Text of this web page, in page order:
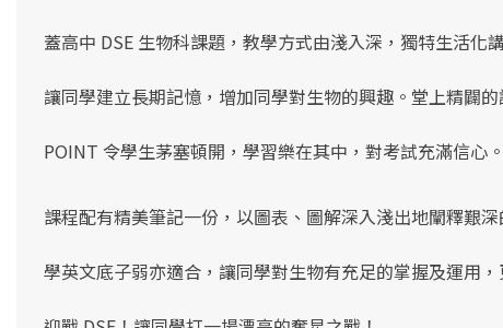
蓋高中 DSE 生物科課題，教學方式由淺入深，獨特生活化
讓同學建立長期記憶， 增加同學對生物的興趣。堂上精闢的
POINT 令學生茅塞頓開，學習樂在其中，對考試充滿信心。
課程配有精美筆記一份，以圖表、圖解深入淺出地闡釋艱
學英文底子弱亦適合 ， 讓同學對生物有充足的掌握及運用